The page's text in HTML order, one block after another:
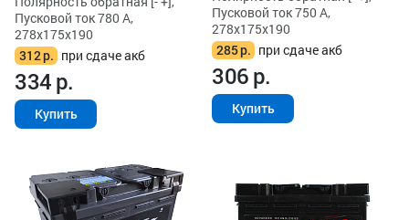
Пусковой ток 780 А,
278x175x190
312р. при сдаче акб
334р.
Купить
Пусковой ток 750 А,
278x175x190
285р. при сдаче акб
306р.
Купить